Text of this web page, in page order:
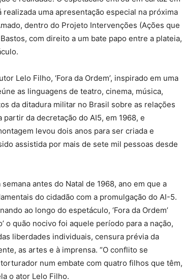
uma apresentação especial na próxima
dentro do Projeto Intervenções (Ações que
com direito a um bate papo entre a plateia,
Lelo Filho, ‘Fora da Ordem’, inspirado em uma
as linguagens de teatro, cinema, música,
da ditadura militar no Brasil sobre as relações
da decretação do AI5, em 1968, e
levou dois anos para ser criada e
assistida por mais de sete mil pessoas desde
antes do Natal de 1968, ano em que a
do cidadão com a promulgação do AI-5.
ao longo do espetáculo, ‘Fora da Ordem’
o quão nocivo foi aquele período para a nação,
liberdades individuais, censura prévia da
as artes e à imprensa. “O conflito se
num embate com quatro filhos que têm,
o ator Lelo Filho.